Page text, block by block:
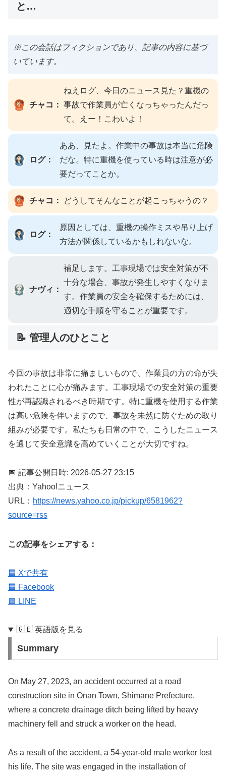
と…
※この会話はフィクションであり、記事の内容に基づ
いています。
チャコ：
ねえログ、今日のニュース見た？重機の
事故で作業員が亡くなっちゃったんだっ
て。えー！こわいよ！
ログ：
ああ、見たよ。作業中の事故は本当に危険
だな。特に重機を使っている時は注意が必
要だってことか。
チャコ： どうしてそんなことが起こっちゃうの？
ログ：
原因としては、重機の操作ミスや吊り上げ
方法が関係しているかもしれないな。
ナヴィ：
補足します。工事現場では安全対策が不
十分な場合、事故が発生しやすくなりま
す。作業員の安全を確保するためには、
適切な手順を守ることが重要です。
📝 管理人のひとこと
今回の事故は非常に痛ましいもので、作業員の方の命が失
われたことに心が痛みます。工事現場での安全対策の重要
性が再認識されるべき時期です。特に重機を使用する作業
は高い危険を伴いますので、事故を未然に防ぐための取り
組みが必要です。私たちも日常の中で、こうしたニュース
を通じて安全意識を高めていくことが大切ですね。
📅 記事公開日時: 2026-05-27 23:15
出典：Yahoo!ニュース
URL： https://news.yahoo.co.jp/pickup/6581962?
source=rss
この記事をシェアする：
🟦 Xで共有
🟦 Facebook
🟩 LINE
🇬🇧 英語版を見る
Summary
On May 27, 2023, an accident occurred at a road
construction site in Onan Town, Shimane Prefecture,
where a concrete drainage ditch being lifted by heavy
machinery fell and struck a worker on the head.
As a result of the accident, a 54-year-old male worker lost
his life. The site was engaged in the installation of